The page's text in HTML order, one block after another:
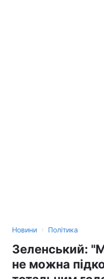
Новини › Політика
Зеленський:
не можна